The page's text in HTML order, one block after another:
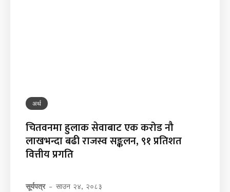
अर्थ
चितवनमा हुलाक सेवाबाट एक करोड नौ
लाखभन्दा बढी राजस्व सङ्कलन, ९१ प्रतिशत
वित्तीय प्रगति
सूर्यपत्र - साउन २४, २०८३